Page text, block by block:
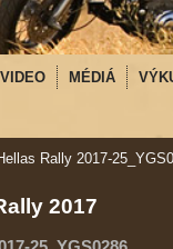
VIDEO MÉDIÁ
Rally 2017-
2017